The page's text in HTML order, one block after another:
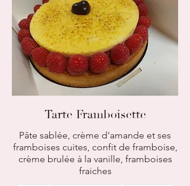
Tarte Framboisette
Pâte sablée, crème d'amande et ses
framboises cuites, confit de framboise,
crème brulée à la vanille, framboises
fraiches